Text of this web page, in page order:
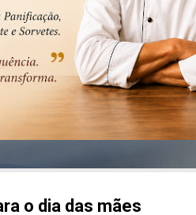
o dia das mães